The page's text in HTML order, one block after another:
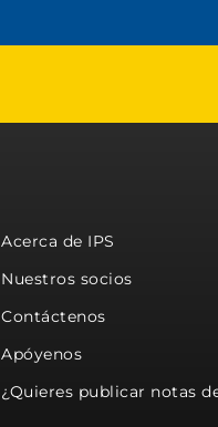
Acerca de IPS
Nuestros socios
Contáctenos
Apóyenos
¿Quieres publicar notas